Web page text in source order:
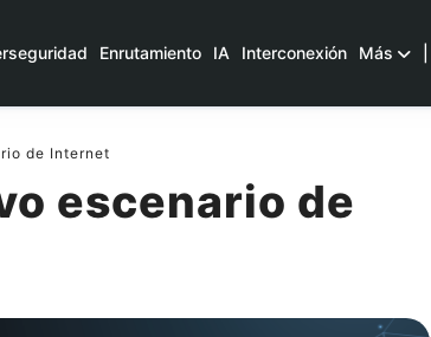
Enrutamiento IA Interconexión Más
de Internet
escenario de